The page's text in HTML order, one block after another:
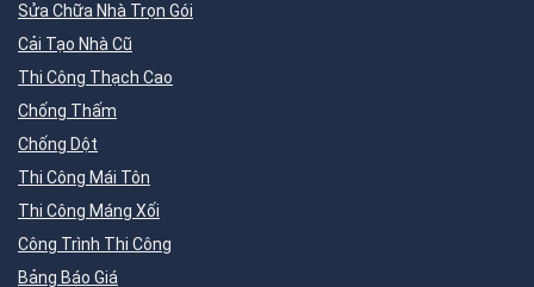
Sửa Chữa Nhà Trọn Gói
Cải Tạo Nhà Cũ
Thi Công Thạch Cao
Chống Thấm
Chống Dột
Thi Công Mái Tôn
Thi Công Máng Xối
Công Trình Thi Công
Bảng Báo Giá